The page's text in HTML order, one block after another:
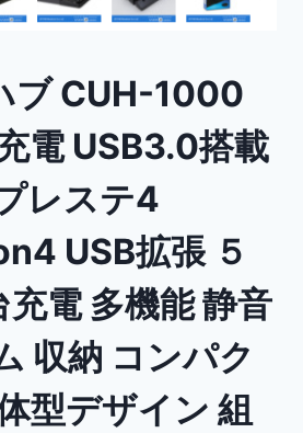
ブ CUH-1000
電 USB3.0搭載
レステ4
USB拡張 ５
電 多機能 静音
収納 コンパク
型デザイン 組